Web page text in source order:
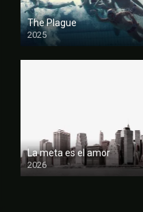
The Plague
2025
FULL HD
La meta es el amor
2026
FULL HD